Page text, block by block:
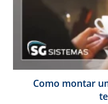
Como montar